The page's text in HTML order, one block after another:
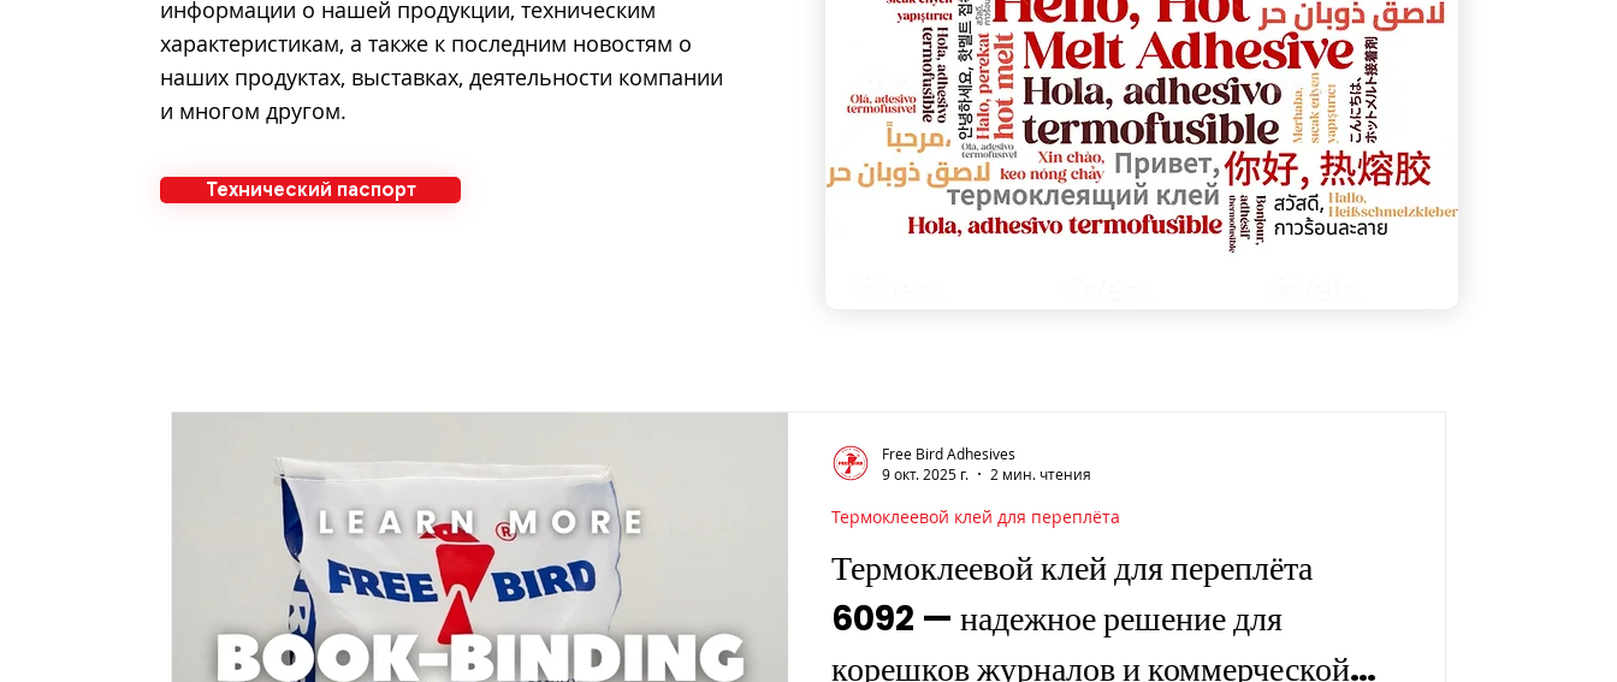
информации о нашей продукции, техническим
характеристикам, а также к последним новостям о
наших продуктах, выставках, деятельности компании
и многом другом.
Технический паспорт
Термоклеевой клей для переплёта
6092 — надежное решение для
корешков журналов и коммерческой
Термоклеевой клей для переплёта
Free Bird Adhesives
9 окт. 2025 г.
2 мин. чтения